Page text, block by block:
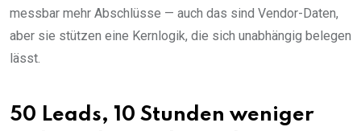
messbar mehr Abschlüsse — auch das sind Vendor-Daten,
aber sie stützen eine Kernlogik, die sich unabhängig belegen
lässt.
50 Leads, 10 Stunden weniger